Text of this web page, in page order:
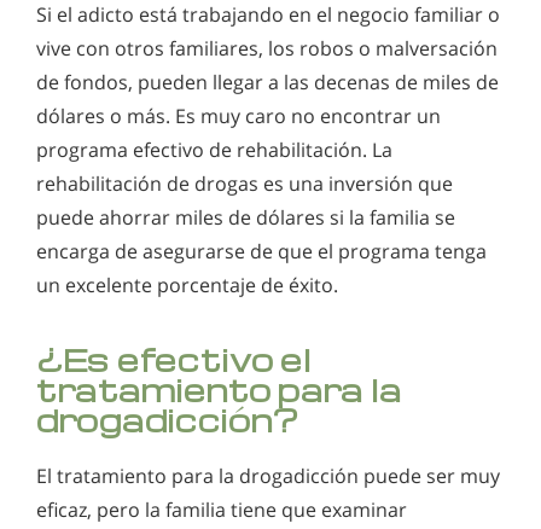
Si el adicto está trabajando en el negocio familiar o
vive con otros familiares, los robos o malversación
de fondos, pueden llegar a las decenas de miles de
dólares o más. Es muy caro no encontrar un
programa efectivo de rehabilitación. La
rehabilitación de drogas es una inversión que
puede ahorrar miles de dólares si la familia se
encarga de asegurarse de que el programa tenga
un excelente porcentaje de éxito.
¿Es efectivo el
tratamiento para la
drogadicción?
El tratamiento para la drogadicción puede ser muy
eficaz, pero la familia tiene que examinar